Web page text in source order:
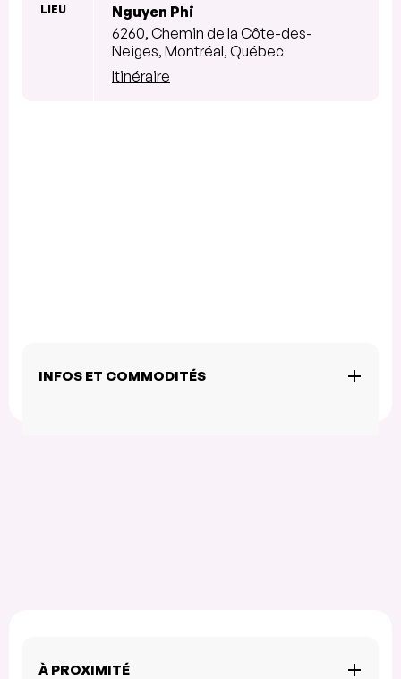
LIEU
Nguyen Phi
6260, Chemin de la Côte-des-
Neiges, Montréal, Québec
Itinéraire
INFOS ET COMMODITÉS
À PROXIMITÉ